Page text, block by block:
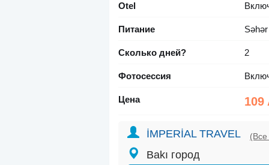
Otel
Питание Səhər
Сколько дней? 2
Фотосессия
Цена 109
İMPERİAL TRAVEL
Bakı город